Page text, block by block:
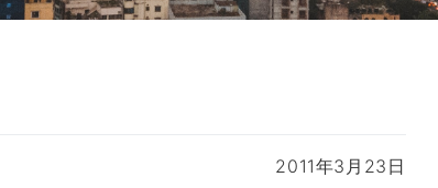
2011年3月23日